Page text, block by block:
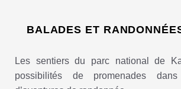
BALADES ET
Les sentiers du parc national de
possibilités de promenades